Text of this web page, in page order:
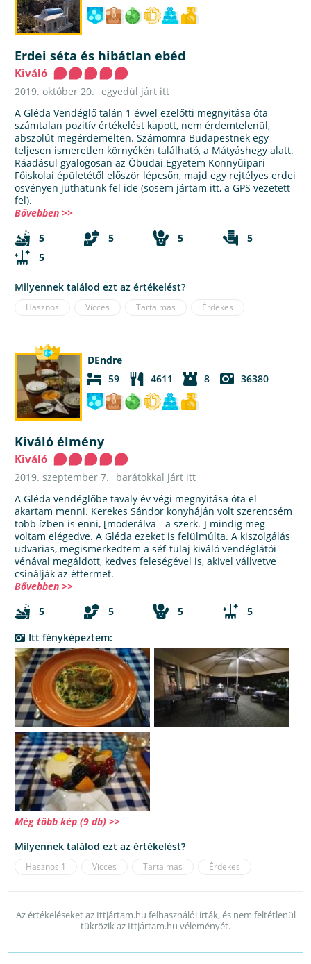
Erdei séta és hibátlan ebéd
Kiváló
2019. október 20.
egyedül járt itt
A Gléda Vendéglő talán 1 évvel ezelőtti megnyitása óta
számtalan pozitív értékelést kapott, nem érdemtelenül,
abszolút megérdemelten. Számomra Budapestnek egy
teljesen ismeretlen környékén található, a Mátyáshegy alatt.
Ráadásul gyalogosan az Óbudai Egyetem Könnyűipari
Főiskolai épületétől először lépcsőn, majd egy rejtélyes erdei
ösvényen juthatunk fel ide (sosem jártam itt, a GPS vezetett
fel).
Bővebben >>
5
5 5
5
5
Milyennek találod ezt az értékelést?
Hasznos Vicces Tartalmas Érdekes
DEndre
59
4611 8 36380
Kiváló élmény
Kiváló
2019. szeptember 7.
barátokkal járt itt
A Gléda vendéglőbe tavaly év végi megnyitása óta el
akartam menni. Kerekes Sándor konyháján volt szerencsém
több ízben is enni, [moderálva - a szerk. ] mindig meg
voltam elégedve. A Gléda ezeket is felülmúlta. A kiszolgálás
udvarias, megismerkedtem a séf-tulaj kiváló vendéglátói
vénával megáldott, kedves feleségével is, akivel vállvetve
csinálják az éttermet.
Bővebben >>
5
5 5
5
Itt fényképeztem:
Még több kép (9 db) >>
Milyennek találod ezt az értékelést?
Hasznos 1 Vicces Tartalmas Érdekes
Az értékeléseket az Ittjártam.hu felhasználói írták, és nem feltétlenül
tükrözik az Ittjártam.hu véleményét.